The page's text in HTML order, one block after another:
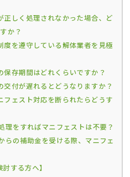
正しく処理されなかった場合、ど
か？
度を遵守している解体業者を見極
保存期間はどれくらいですか？
交付が遅れるとどうなりますか？
フェスト対応を断られたらどうす
理をすればマニフェストは不要？
らの補助金を受ける際、マニフェ
する方へ】